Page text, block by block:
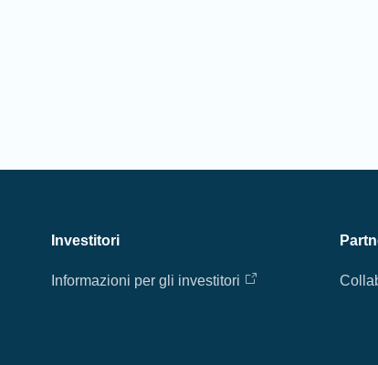
Investitori
Informazioni per gli investitori